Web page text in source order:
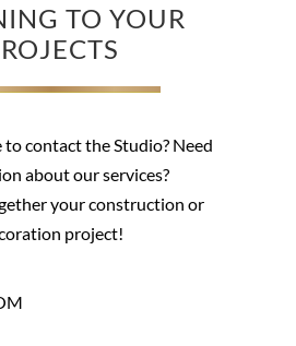
TO YOUR
contact the Studio? Need
about our services?
your construction or
project!